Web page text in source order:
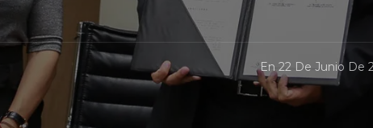
En 22 De Junio De